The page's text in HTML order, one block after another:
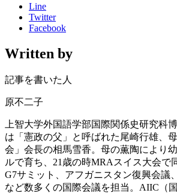
Line
Twitter
Facebook
Written by
記事を書いた人
原不二子
上智大学外国語学部国際関係史研究科
は「憲政の父」と呼ばれた尾崎行雄、
会」会長の相馬雪香。母の薫陶により
ルで育ち、21歳の時MRAスイス大会で
G7サミット、アフガニスタン復興会議
など数多くの国際会議を担当。AIIC（